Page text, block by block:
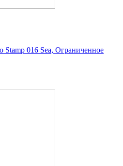
Stamp 016 Sea, Ограниченное